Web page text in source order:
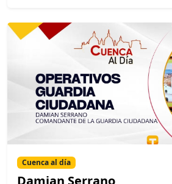
Cuenca al día